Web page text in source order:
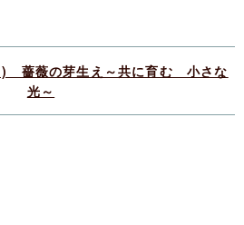
薔薇の芽生え～共に育む 小さな
光～